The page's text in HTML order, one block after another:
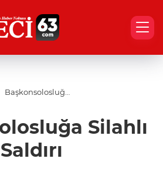
Başkonsolosluğa
Silahlı
Saldırı